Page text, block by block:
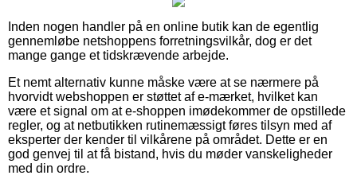
Inden nogen handler på en online butik kan de egentlig
gennemløbe netshoppens forretningsvilkår, dog er det
mange gange et tidskrævende arbejde.
Et nemt alternativ kunne måske være at se nærmere på
hvorvidt webshoppen er støttet af e-mærket, hvilket kan
være et signal om at e-shoppen imødekommer de opstillede
regler, og at netbutikken rutinemæssigt føres tilsyn med af
eksperter der kender til vilkårene på området. Dette er en
god genvej til at få bistand, hvis du møder vanskeligheder
med din ordre.